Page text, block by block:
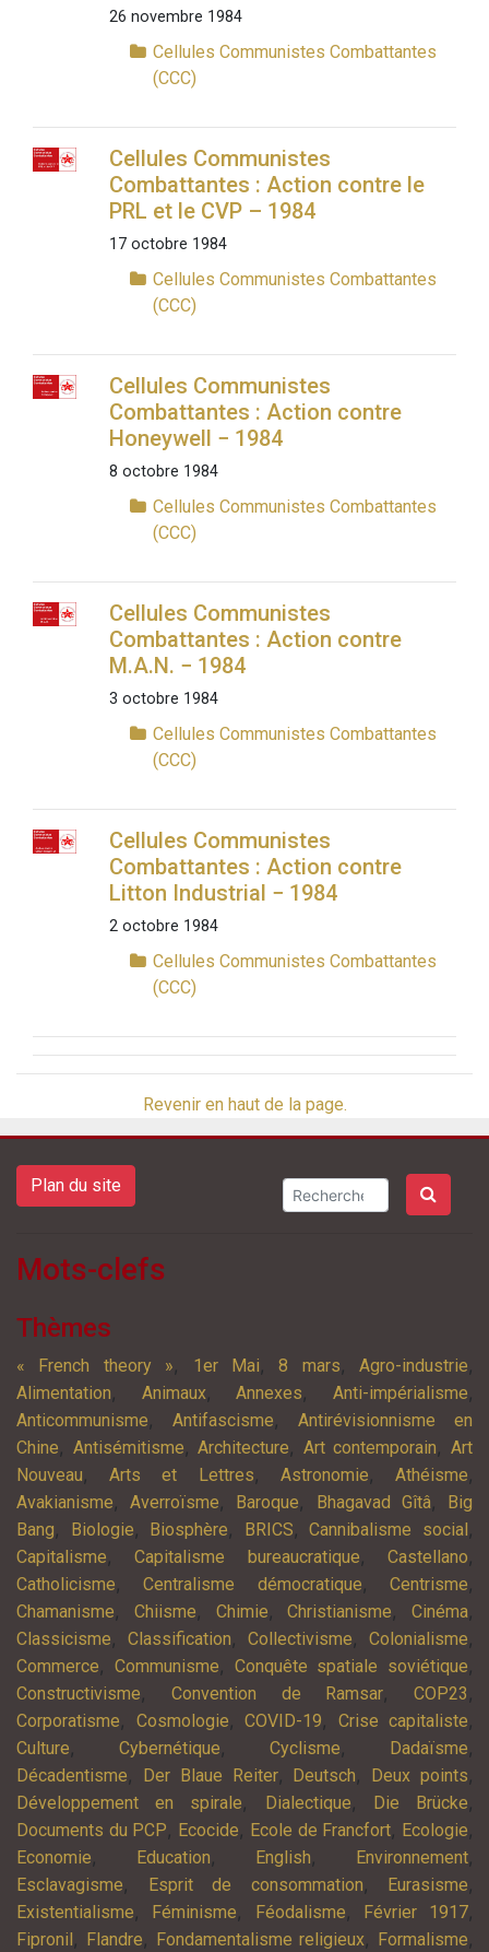
26 novembre 1984
Cellules Communistes Combattantes
(CCC)
Cellules Communistes
Combattantes : Action contre le
PRL et le CVP – 1984
17 octobre 1984
Cellules Communistes Combattantes
(CCC)
Cellules Communistes
Combattantes : Action contre
Honeywell − 1984
8 octobre 1984
Cellules Communistes Combattantes
(CCC)
Cellules Communistes
Combattantes : Action contre
M.A.N. − 1984
3 octobre 1984
Cellules Communistes Combattantes
(CCC)
Cellules Communistes
Combattantes : Action contre
Litton Industrial − 1984
2 octobre 1984
Cellules Communistes Combattantes
(CCC)
Revenir en haut de la page.
Plan du site
Mots-clefs
Thèmes
« French theory », 1er Mai,8 mars, Agro-industrie,
Alimentation, Animaux,Annexes,Anti-impérialisme,
Anticommunisme, Antifascisme, Antirévisionnisme en
Chine, Antisémitisme,Architecture, Art contemporain,Art
Nouveau,Arts et Lettres, Astronomie,Athéisme,
Avakianisme,Averroïsme, Baroque, Bhagavad Gîtâ,
Big
Bang, Biologie, Biosphère, BRICS,Cannibalisme social ,
Capitalisme,Capitalisme bureaucratique,Castellano,
Catholicisme,Centralisme démocratique,Centrisme,
Chamanisme, Chiisme, Chimie,Christianisme, Cinéma,
Classicisme, Classification, Collectivisme, Colonialisme,
Commerce, Communisme, Conquête spatiale soviétique,
Constructivisme, Convention de Ramsar, COP23 ,
Corporatisme, Cosmologie, COVID-19, Crise capitaliste,
Culture, Cybernétique, Cyclisme, Dadaïsme,
Décadentisme, Der Blaue Reiter, Deutsch, Deux points,
Développement en spirale, Dialectique, Die Brücke,
Documents du PCP, Ecocide, Ecole de Francfort, Ecologie,
Economie, Education, English, Environnement,
Esclavagisme, Esprit de consommation, Eurasisme,
Existentialisme, Féminisme, Féodalisme, Février 1917,
Fipronil , Flandre, Fondamentalisme religieux, Formalisme,